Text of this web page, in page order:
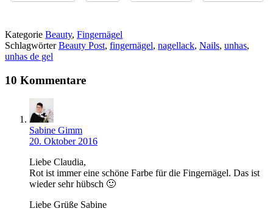
Kategorie Beauty, Fingernägel
SchlagwörterBeauty Post, fingernägel, nagellack, Nails, unhas,
unhas de gel
10 Kommentare
Sabine Gimm
20. Oktober 2016
Liebe Claudia,
Rot ist immer eine schöne Farbe für die Fingernägel. Das ist
wieder sehr hübsch 🙂
Liebe Grüße Sabine